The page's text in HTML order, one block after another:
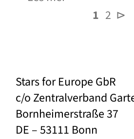
1 2 ⊳
Stars for Europe GbR
c/o Zentralverband
Bornheimerstraße 37
DE – 53111 Bonn